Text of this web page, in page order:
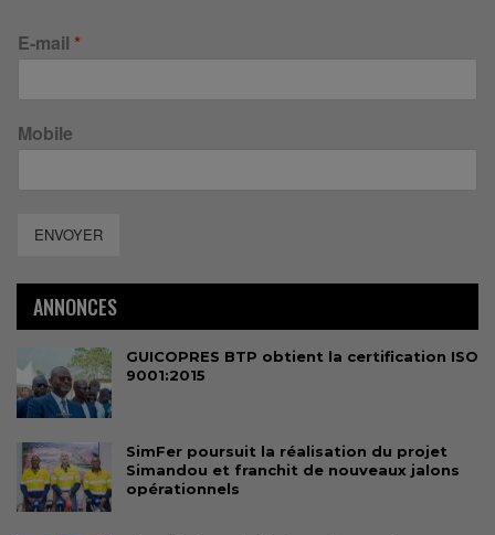
E-mail *
Mobile
ENVOYER
ANNONCES
GUICOPRES BTP obtient la certification ISO
9001:2015
SimFer poursuit la réalisation du projet
Simandou et franchit de nouveaux jalons
opérationnels